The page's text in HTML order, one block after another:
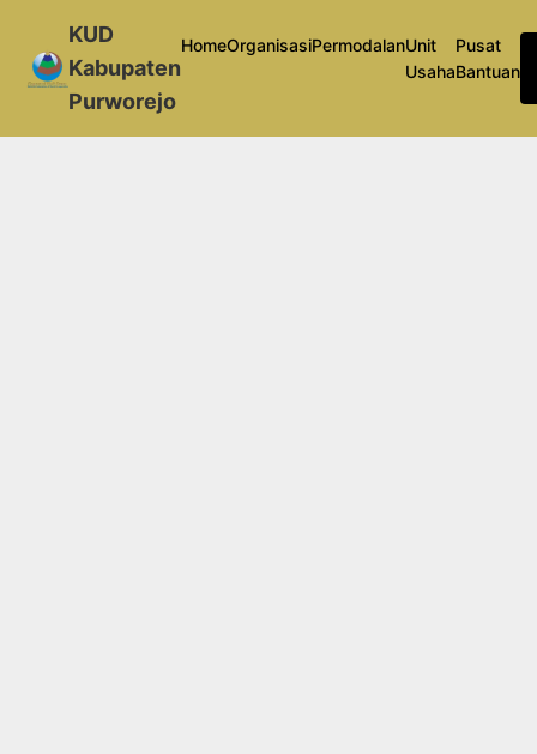
KUD
Kabupaten
Purworejo
HomeOrganisasiPermodalanUnit
Usaha
Pusat
Bantuan